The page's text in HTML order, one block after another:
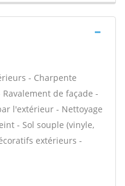
- Charpente
de façade -
l'extérieur - Nettoyage
- Sol souple (vinyle,
extérieurs -